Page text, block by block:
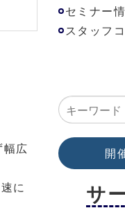
広
に
セミナー
スタッフ
開
サ